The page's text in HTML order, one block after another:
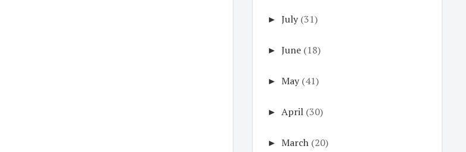
► July (31)
► June (18)
► May (41)
► April (30)
► March (20)